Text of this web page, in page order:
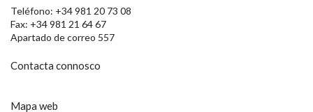
Teléfono: +34 981 20 73 08
Fax: +34 981 21 64 67
Apartado de correo 557
Contacta connosco
Mapa web